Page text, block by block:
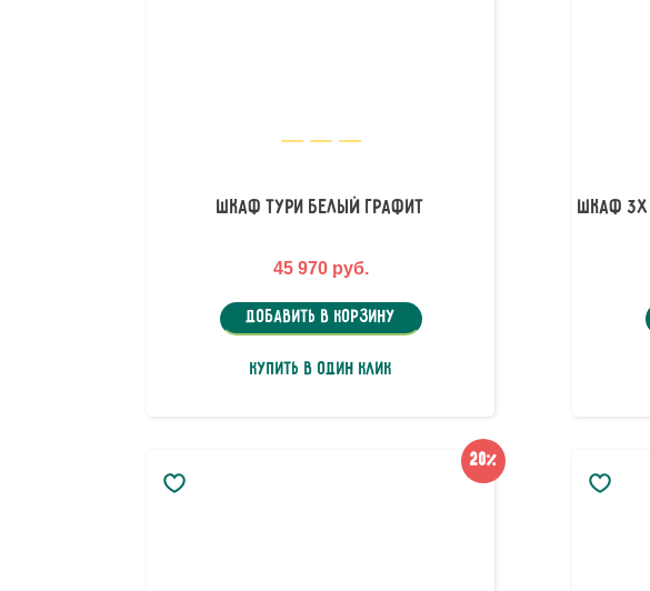
Шкаф Тури Белый Графит
45 970 руб.
Добавить в корзину
Купить в один клик
Шкаф 3х
20%